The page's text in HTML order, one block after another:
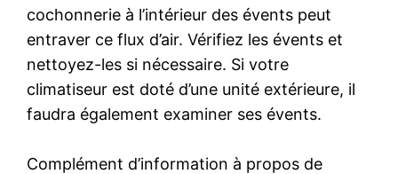
cochonnerie à l’intérieur des évents peut
entraver ce flux d’air. Vérifiez les évents et
nettoyez-les si nécessaire. Si votre
climatiseur est doté d’une unité extérieure, il
faudra également examiner ses évents.
Complément d’information à propos de